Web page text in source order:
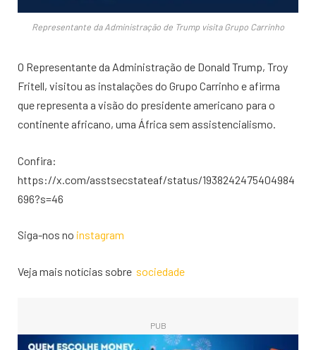
Representante da Administração de Trump visita Grupo Carrinho
O Representante da Administração de Donald Trump, Troy
Fritell, visitou as instalações do Grupo Carrinho e afirma
que representa a visão do presidente americano para o
continente africano, uma África sem assistencialismo.
Confira:
https://x.com/asstsecstateaf/status/1938242475404984
696?s=46
Siga-nos no instagram
Veja mais notícias sobre sociedade
PUB